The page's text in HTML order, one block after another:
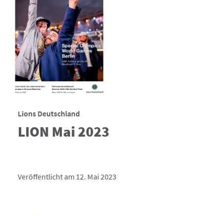
Lions Deutschland
LION Mai 2023
Veröffentlicht am 12. Mai 2023